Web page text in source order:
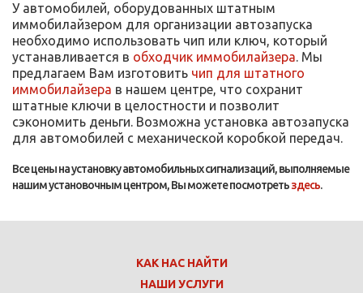
У автомобилей, оборудованных штатным
иммобилайзером для организации автозапуска
необходимо использовать чип или ключ, который
устанавливается в обходчик иммобилайзера. Мы
предлагаем Вам изготовить чип для штатного
иммобилайзера в нашем центре, что сохранит
штатные ключи в целостности и позволит
сэкономить деньги. Возможна установка автозапуска
для автомобилей с механической коробкой передач.
Все цены на установку автомобильных сигнализаций, выполняемые
нашим установочным центром, Вы можете посмотретьздесь.
КАК НАС НАЙТИ
НАШИ УСЛУГИ